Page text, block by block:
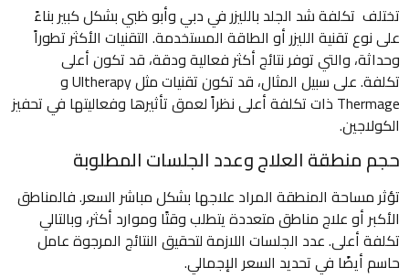
تختلف تكلفة شد الجلد بالليزر في دبي وأبو ظبي بشكل كبير بناءً
على نوع تقنية الليزر أو الطاقة المستخدمة. التقنيات الأكثر تطوراً
وحداثة، والتي توفر نتائج أكثر فعالية ودقة، قد تكون أعلى
تكلفة. على سبيل المثال، قد تكون تقنيات مثل Ultherapy و
Thermage ذات تكلفة أعلى نظراً لعمق تأثيرها وفعاليتها في تحفيز
الكولاجين.
حجم منطقة العلاج وعدد الجلسات المطلوبة
تؤثر مساحة المنطقة المراد علاجها بشكل مباشر السعر. فالمناطق
الأكبر أو علاج مناطق متعددة يتطلب وقتًا وموارد أكثر، وبالتالي
تكلفة أعلى. عدد الجلسات اللازمة لتحقيق النتائج المرجوة عامل
حاسم أيضًا في تحديد السعر الإجمالي.